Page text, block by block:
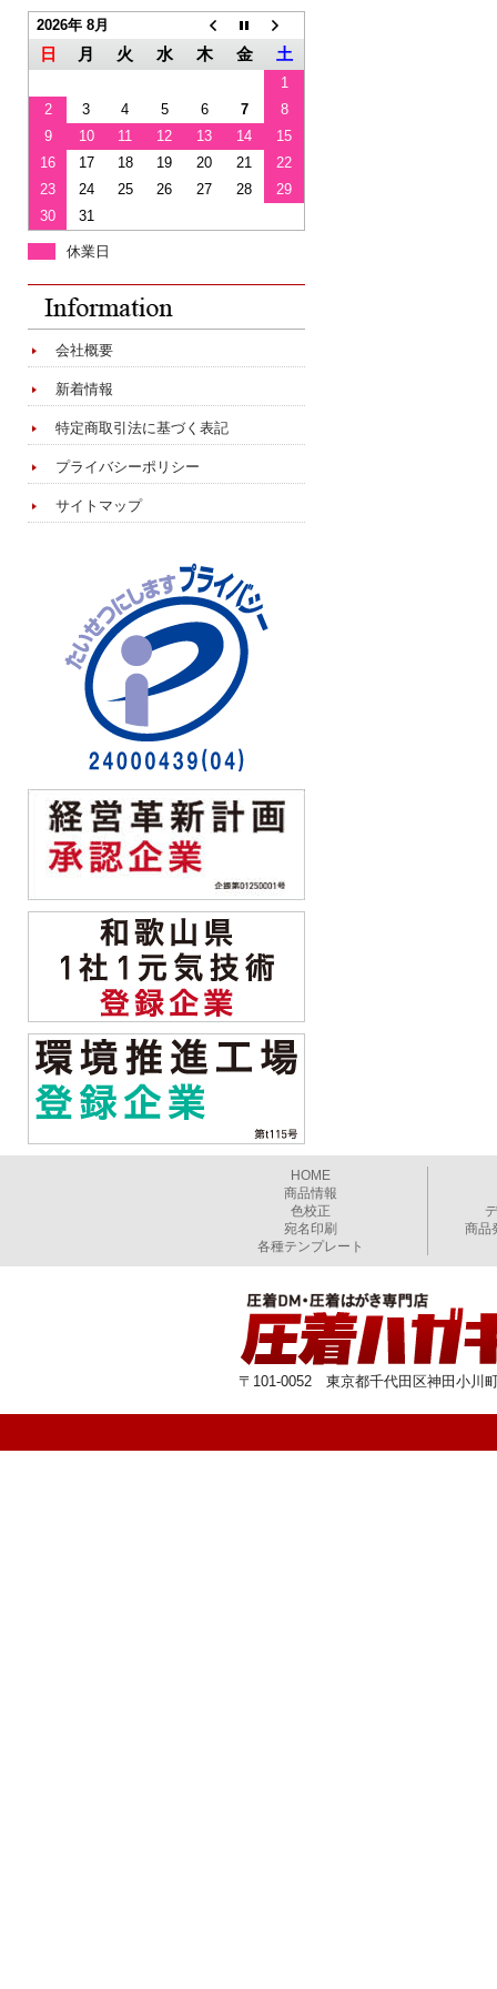
2026年 8月
日 月 火 水 木 金 土
1
2
3 4 5 6 7
8
9
10 11 12 13 14
15
16
17 18 19 20 21
22
23
24 25 26 27 28
29
30
31
休業日
会社概要
新着情報
特定商取引法に基づく表記
プライバシーポリシー
サイトマップ
HOME
商品情報
色校正
宛名印刷
各種テンプレート
商品
〒101-0052 東京都千代田区神田小川